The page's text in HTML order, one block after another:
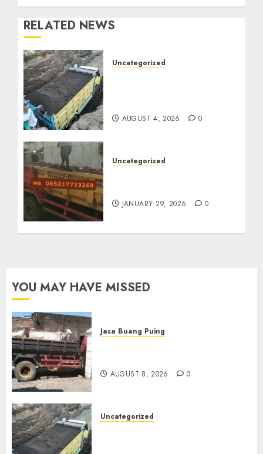
RELATED NEWS
Uncategorized
AUGUST 4, 2026 0
Uncategorized
JANUARY 29, 2026 0
YOU MAY HAVE MISSED
Jasa Buang Puing
AUGUST 8, 2026 0
Uncategorized